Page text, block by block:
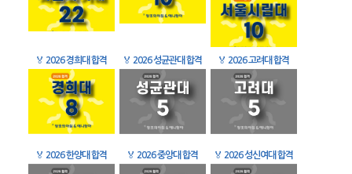
🏅 2026 경희대 합격 🏅 2026 성균관대 합격 🏅 2026 고려대 합격
🏅 2026 한양대 합격 🏅 2026 중앙대 합격 🏅 2026 성신여대 합격